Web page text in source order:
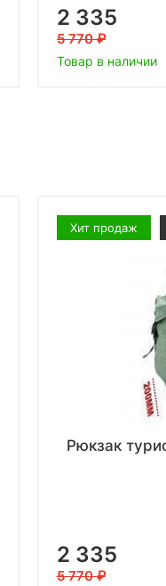
2 335
5 770
Товар в наличии
Хит продаж
Рюкзак
2 335
5 770